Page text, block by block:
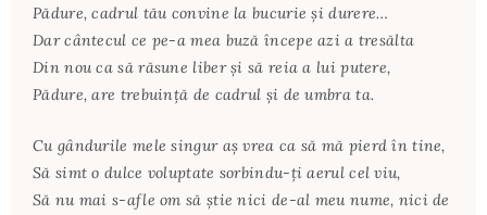
Pădure, cadrul tău convine la bucurie şi durere…
Dar cântecul ce pe-a mea buză începe azi a tresălta
Din nou ca să răsune liber şi să reia a lui putere,
Pădure, are trebuinţă de cadrul şi de umbra ta.
Cu gândurile mele singur aş vrea ca să mă pierd în tine,
Să simt o dulce voluptate sorbindu-ţi aerul cel viu,
Să nu mai s-afle om să ştie nici de-al meu nume, nici de